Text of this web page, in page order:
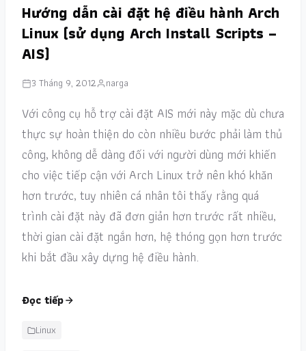
Hướng dẫn cài đặt hệ điều hành Arch
Linux (sử dụng Arch Install Scripts –
AIS)
3 Tháng 9, 2012 narga
Với công cụ hỗ trợ cài đặt AIS mới này mặc dù chưa
thực sự hoàn thiện do còn nhiều bước phải làm thủ
công, không dễ dàng đối với người dùng mới khiến
cho việc tiếp cận với Arch Linux trở nên khó khăn
hơn trước, tuy nhiên cá nhân tôi thấy rằng quá
trình cài đặt này đã đơn giản hơn trước rất nhiều,
thời gian cài đặt ngắn hơn, hệ thóng gọn hơn trước
khi bắt đầu xây dựng hệ điều hành.
Đọc tiếp
Linux